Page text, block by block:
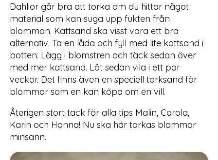
Dahlior går bra att torka om du hittar något
material som kan suga upp fukten från
blomman. Kattsand ska visst vara ett bra
alternativ. Ta en låda och fyll med lite kattsand i
botten. Lägg i blomstren och täck sedan över
med mer kattsand. Låt sedan vila i ett par
veckor. Det finns även en speciell torksand för
blommor som en kan köpa om en vill.
Återigen stort tack för alla tips Malin, Carola,
Karin och Hanna! Nu ska här torkas blommor
minsann.